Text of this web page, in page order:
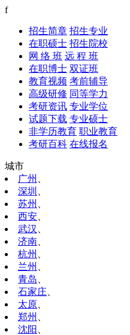
f
招生简章 招生专业
在职硕士 招生院校
网 络 班 远 程 班
在职博士 双证班
教育视频 考前辅导
高级研修 同等学力
考研资讯 专业学位
试题下载 专业硕士
非学历教育 职业教育
考研百科 在线报名
城市
广州
深圳
苏州
西安
武汉
济南
杭州
兰州
青岛
石家庄
太原
郑州
沈阳